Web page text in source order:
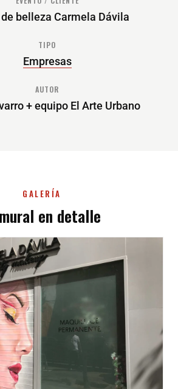
belleza Carmela Dávila
TIPO
Empresas
AUTOR
+ equipo El Arte Urbano
GALERÍA
en detalle